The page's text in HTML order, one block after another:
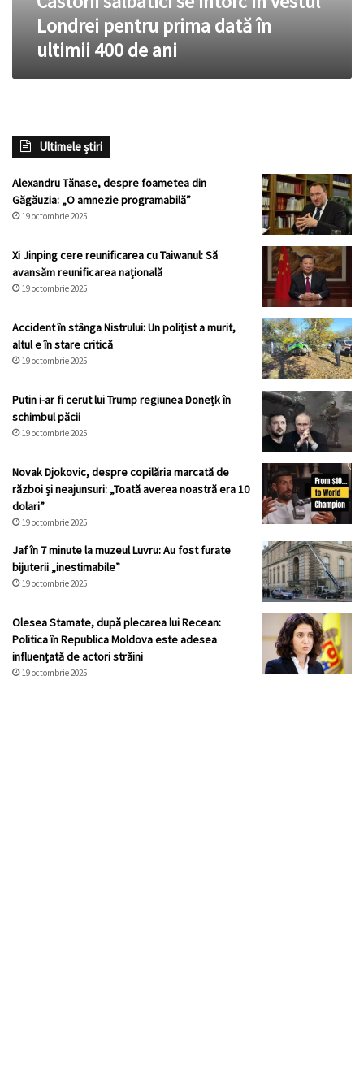
ultimii
ani
Londrei pentru prima dată în
ultimii 400 de ani
Ultimele știri
Alexandru Tănase, despre foametea din
Găgăuzia: „O amnezie programabilă”
19 octombrie 2025
Xi Jinping cere reunificarea cu Taiwanul: Să
avansăm reunificarea națională
19 octombrie 2025
Accident în stânga Nistrului: Un polițist a murit,
altul e în stare critică
19 octombrie 2025
Putin i-ar fi cerut lui Trump regiunea Donețk în
schimbul păcii
19 octombrie 2025
Novak Djokovic, despre copilăria marcată de
război și neajunsuri: „Toată averea noastră era 10
dolari”
19 octombrie 2025
Jaf în 7 minute la muzeul Luvru: Au fost furate
bijuterii „inestimabile”
19 octombrie 2025
Olesea Stamate, după plecarea lui Recean:
Politica în Republica Moldova este adesea
influențată de actori străini
19 octombrie 2025